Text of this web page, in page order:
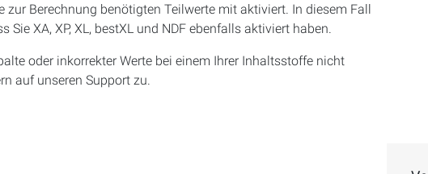
Berechnung benötigten Teilwerte mit aktiviert. In diesem Fall
Sie XA, XP, XL, bestXL und NDF ebenfalls aktiviert haben.
oder inkorrekter Werte bei einem Ihrer Inhaltsstoffe nicht
auf unseren Support zu.